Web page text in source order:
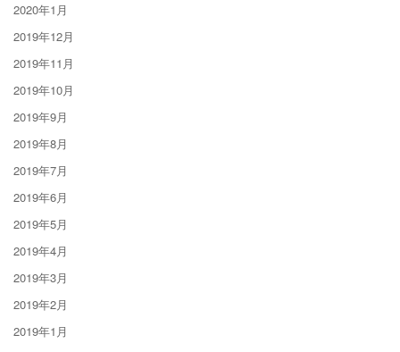
2020年1月
2019年12月
2019年11月
2019年10月
2019年9月
2019年8月
2019年7月
2019年6月
2019年5月
2019年4月
2019年3月
2019年2月
2019年1月